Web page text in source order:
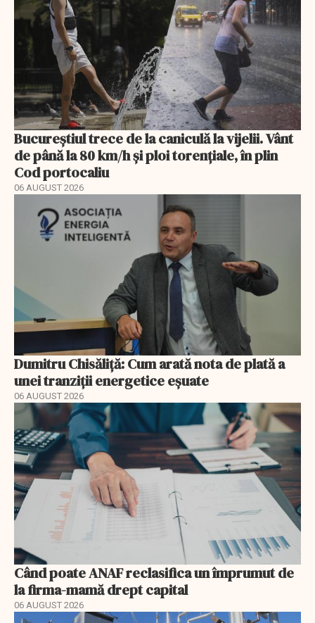
Bucureștiul trece de la caniculă la vijelii. Vânt
de până la 80 km/h și ploi torențiale, în plin
Cod portocaliu
06 AUGUST 2026
Dumitru Chisăliță: Cum arată nota de plată a
unei tranziții energetice eșuate
06 AUGUST 2026
Când poate ANAF reclasifica un împrumut de
la firma-mamă drept capital
06 AUGUST 2026